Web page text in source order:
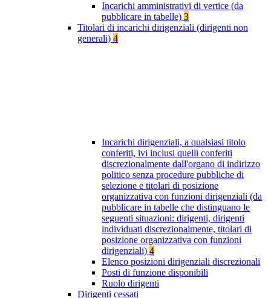
Incarichi amministrativi di vertice (da
pubblicare in tabelle) 3
Titolari di incarichi dirigenziali (dirigenti non
generali) 4
Incarichi dirigenziali, a qualsiasi titolo
conferiti, ivi inclusi quelli conferiti
discrezionalmente dall'organo di indirizzo
politico senza procedure pubbliche di
selezione e titolari di posizione
organizzativa con funzioni dirigenziali (da
pubblicare in tabelle che distinguano le
seguenti situazioni: dirigenti, dirigenti
individuati discrezionalmente, titolari di
posizione organizzativa con funzioni
dirigenziali) 4
Elenco posizioni dirigenziali discrezionali
Posti di funzione disponibili
Ruolo dirigenti
Dirigenti cessati